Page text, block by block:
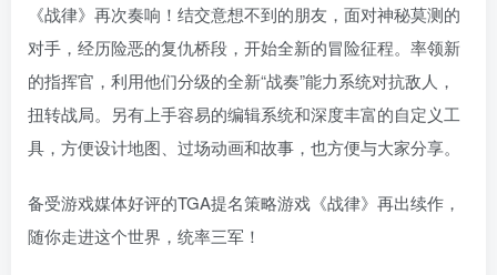
《战律》再次奏响！结交意想不到的朋友，面对神秘莫测的
对手，经历险恶的复仇桥段，开始全新的冒险征程。率领新
的指挥官，利用他们分级的全新“战奏”能力系统对抗敌人，
扭转战局。另有上手容易的编辑系统和深度丰富的自定义工
具，方便设计地图、过场动画和故事，也方便与大家分享。
备受游戏媒体好评的TGA提名策略游戏《战律》再出续作，
随你走进这个世界，统率三军！